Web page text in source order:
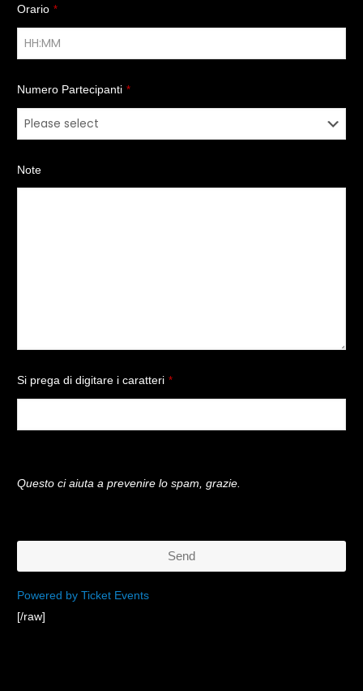
Orario *
Numero Partecipanti *
Note
Si prega di digitare i caratteri *
Questo ci aiuta a prevenire lo spam, grazie.
Send
This
field
Powered by Ticket Events
[/raw]